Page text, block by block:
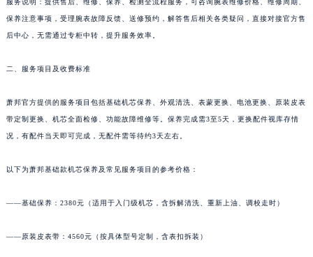
服务说明：提供售后、维修、保养、检测全流程服务，可咨询腕表维修价格、维修周期、
保养注意事项，受理腕表故障反馈、送修预约，解答售后相关各类疑问，直接对接官方售
后中心，无需通过专柜中转，提升服务效率。
二、服务项目及收费标准
萧邦官方提供的服务项目包括基础机芯保养、外观清洗、表蒙更换、电池更换、原装皮表
带定制更换、机芯全面检修、功能故障维修等。保养完成需3至5天，更换配件视库存情
况，有配件当天即可完成，无配件需等待约3天左右。
以下为萧邦基础款机芯保养及常见服务项目的参考价格：
——基础保养：2380元（适用于入门级机芯，含拆解清洗、重新上油、调校走时）
——原装皮表带：4560元（按具体型号定制，含表扣拆装）